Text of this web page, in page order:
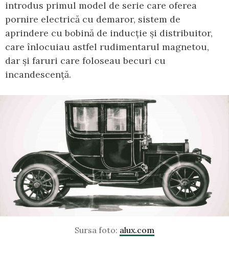
introdus primul model de serie care oferea
pornire electrică cu demaror, sistem de
aprindere cu bobină de inducție și distribuitor,
care înlocuiau astfel rudimentarul magnetou,
dar și faruri care foloseau becuri cu
incandescență.
Sursa foto: alux.com